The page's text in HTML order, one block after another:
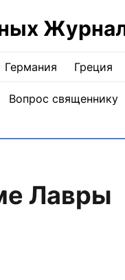
Германия Греция
Вопрос священнику
Лавры